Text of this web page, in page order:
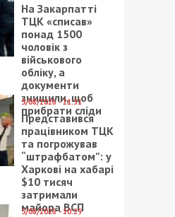
На Закарпатті
ТЦК «списав»
понад 1500
чоловік з
військового
обліку, а
документи
знищили, щоб
прибрати сліди
5/08/2026 - 21:31
Представився
працівником ТЦК
та погрожував
“штрафбатом”: у
Харкові на хабарі
$10 тисяч
затримали
майора ВСП
5/08/2026 - 10:29